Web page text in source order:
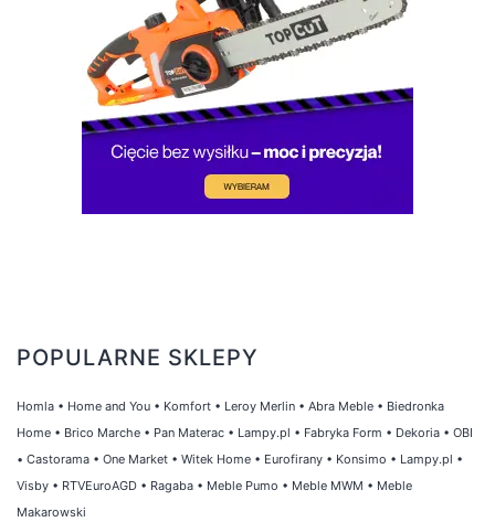
POPULARNE SKLEPY
Homla • Home and You • Komfort • Leroy Merlin • Abra Meble • Biedronka
Home • Brico Marche • Pan Materac • Lampy.pl • Fabryka Form • Dekoria • OBI
• Castorama • One Market • Witek Home • Eurofirany • Konsimo • Lampy.pl •
Visby • RTVEuroAGD • Ragaba • Meble Pumo • Meble MWM • Meble
Makarowski